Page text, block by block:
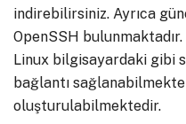
indirebilirsiniz. Ayrıca
OpenSSH bulunmaktadır.
Linux bilgisayardaki gibi
bağlantı
oluşturulabilmektedir.